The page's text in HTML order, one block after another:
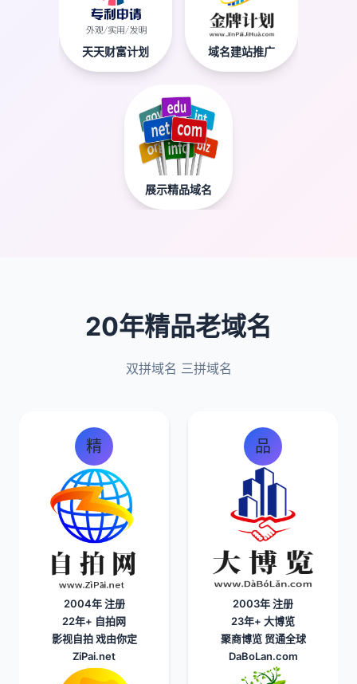
天天财富计划 域名建站推广
展示精品域名
20年精品老域名
双拼域名 三拼域名
精
2004年 注册
22年+ 自拍网
影视自拍 戏由你定
ZiPai.net
品
2003年 注册
23年+ 大博览
聚商博览 贸通全球
DaBoLan.com